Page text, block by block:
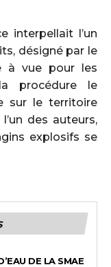
interpellait l’un
désigné par le
à vue pour les
procédure le
sur le territoire
des auteurs,
explosifs se
DE LA SMAE